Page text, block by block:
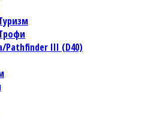
Pathfinder III (D40)